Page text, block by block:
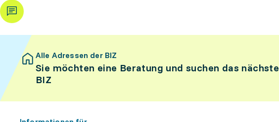
Alle Adressen der BIZ
Sie möchten eine Beratung und suchen das nächste
BIZ